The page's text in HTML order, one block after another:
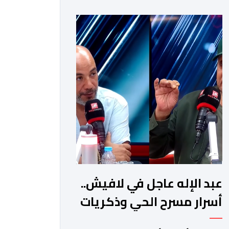
عبد الإله عاجل في لافيش..
أسرار مسرح الحي وذكريات
بوشنتوف وتريند